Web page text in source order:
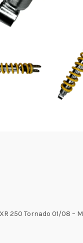
250 Tornado 01/08 –